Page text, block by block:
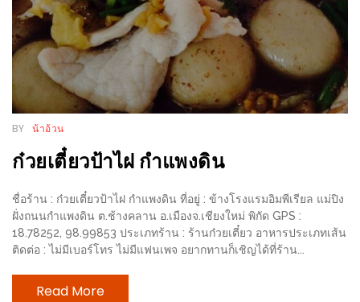
ถนน
คน
เดิน
อาทิตย์
เชียงใหม่
CART
CHECKOUT
–
BY น้าอ้วน
ก๋วยเตี๋ยวป้าไฝ กำแพงดิน
ชื่อร้าน : ก๋วยเตี๋ยวป้าไฝ กำแพงดิน ที่อยู่ : ข้างโรงแรมอิมพีเรียล แม่ปิง
ฝั่งถนนกำแพงดิน ต.ช้างคลาน อ.เมืองจ.เชียงใหม่ พิกัด GPS :
18.78252, 98.99853 ประเภทร้าน : ร้านก๋วยเตี๋ยว อาหารประเภทเส้น
ติดต่อ : ไม่มีเบอร์โทร ไม่มีแฟนเพจ อยากทานก็เชิญได้ที่ร้าน...
Read More